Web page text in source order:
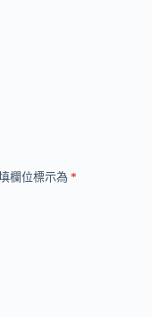
欄位標示為 *